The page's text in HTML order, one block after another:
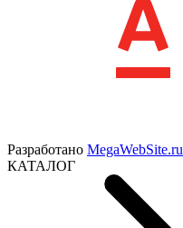
Разработано MegaWebSite.ru
КАТАЛОГ